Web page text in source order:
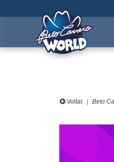
Voltar Beto